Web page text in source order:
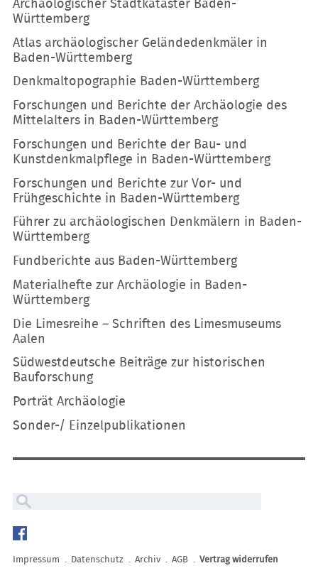
Archäologischer Stadtkataster Baden-
Württemberg
Atlas archäologischer Geländedenkmäler in
Baden-Württemberg
Denkmaltopographie Baden-Württemberg
Forschungen und Berichte der Archäologie des
Mittelalters in Baden-Württemberg
Forschungen und Berichte der Bau- und
Kunstdenkmalpflege in Baden-Württemberg
Forschungen und Berichte zur Vor- und
Frühgeschichte in Baden-Württemberg
Führer zu archäologischen Denkmälern in Baden-
Württemberg
Fundberichte aus Baden-Württemberg
Materialhefte zur Archäologie in Baden-
Württemberg
Die Limesreihe – Schriften des Limesmuseums
Aalen
Südwestdeutsche Beiträge zur historischen
Bauforschung
Porträt Archäologie
Sonder-/ Einzelpublikationen
Navigation
überspringen
Impressum Datenschutz Archiv AGB Vertrag widerrufen